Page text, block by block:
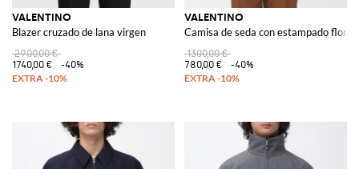
VALENTINO
Blazer cruzado de lana virgen
2900,00 €
1740,00 €
-40%
VALENTINO
Camisa de seda con estampado floral
1300,00 €
780,00 €
-40%